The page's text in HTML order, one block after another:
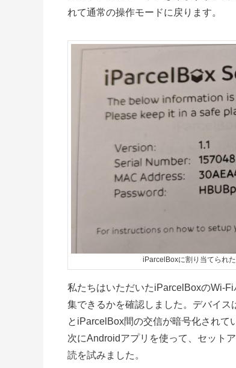
れて通常の操作モードに戻ります。
iParcelBoxに割り当てられ
私たちはいただいたiParcelBoxのWi-
集できるかを確認しました。デバイ
とiParcelBox間の交信が暗号化されて
次にAndroidアプリを使って、セット
読を試みました。